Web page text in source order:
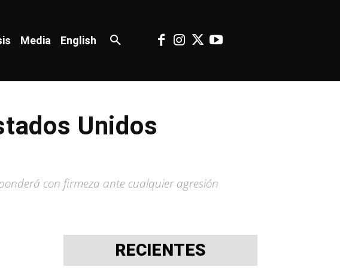
Media English
Unidos
con firmeza ante cualquier agresión
RECIENTES